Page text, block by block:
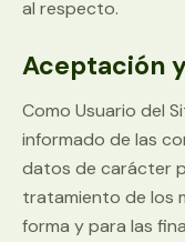
al respecto.
Aceptación
Como Usuario del
informado de las
datos de carácter
tratamiento de los
forma y para las